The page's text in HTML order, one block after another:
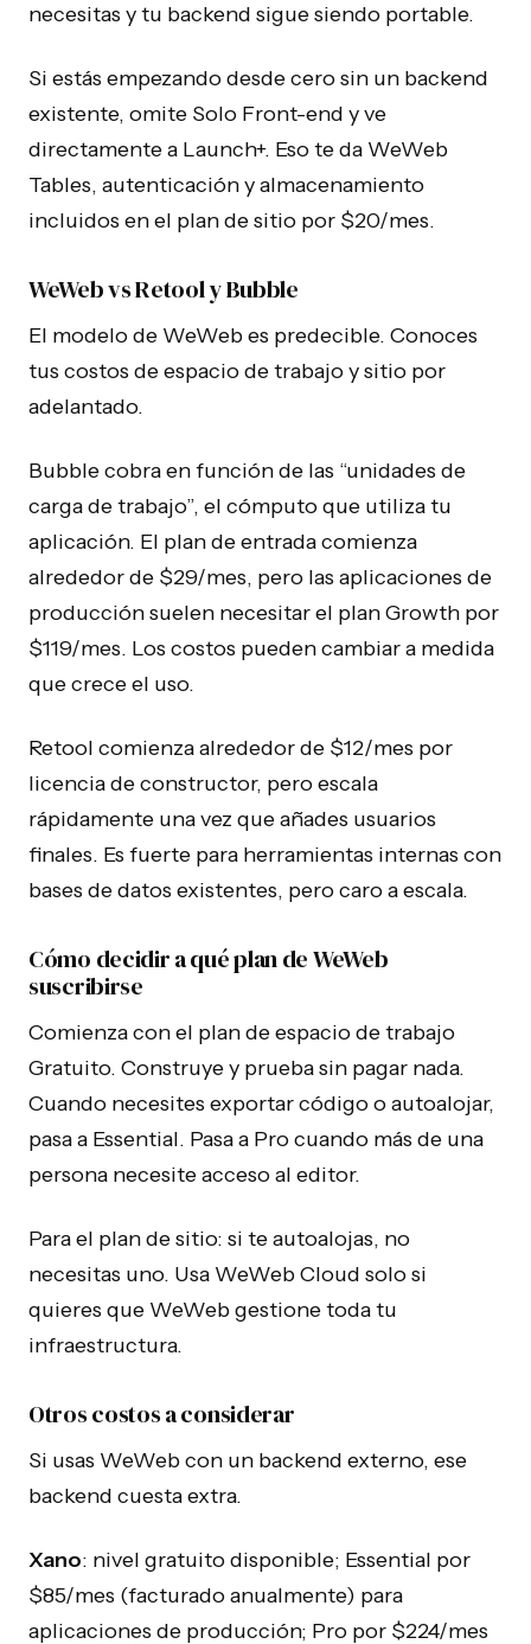
necesitas y tu backend sigue siendo portable.
Si estás empezando desde cero sin un backend
existente, omite Solo Front-end y ve
directamente a Launch+. Eso te da WeWeb
Tables, autenticación y almacenamiento
incluidos en el plan de sitio por $20/mes.
WeWeb vs Retool y Bubble
El modelo de WeWeb es predecible. Conoces
tus costos de espacio de trabajo y sitio por
adelantado.
Bubble cobra en función de las “unidades de
carga de trabajo”, el cómputo que utiliza tu
aplicación. El plan de entrada comienza
alrededor de $29/mes, pero las aplicaciones de
producción suelen necesitar el plan Growth por
$119/mes. Los costos pueden cambiar a medida
que crece el uso.
Retool comienza alrededor de $12/mes por
licencia de constructor, pero escala
rápidamente una vez que añades usuarios
finales. Es fuerte para herramientas internas con
bases de datos existentes, pero caro a escala.
Cómo decidir a qué plan de WeWeb
suscribirse
Comienza con el plan de espacio de trabajo
Gratuito. Construye y prueba sin pagar nada.
Cuando necesites exportar código o autoalojar,
pasa a Essential. Pasa a Pro cuando más de una
persona necesite acceso al editor.
Para el plan de sitio: si te autoalojas, no
necesitas uno. Usa WeWeb Cloud solo si
quieres que WeWeb gestione toda tu
infraestructura.
Otros costos a considerar
Si usas WeWeb con un backend externo, ese
backend cuesta extra.
Xano: nivel gratuito disponible; Essential por
$85/mes (facturado anualmente) para
aplicaciones de producción; Pro por $224/mes